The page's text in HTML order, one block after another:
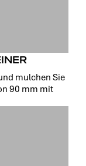
mulchen Sie
90 mm mit